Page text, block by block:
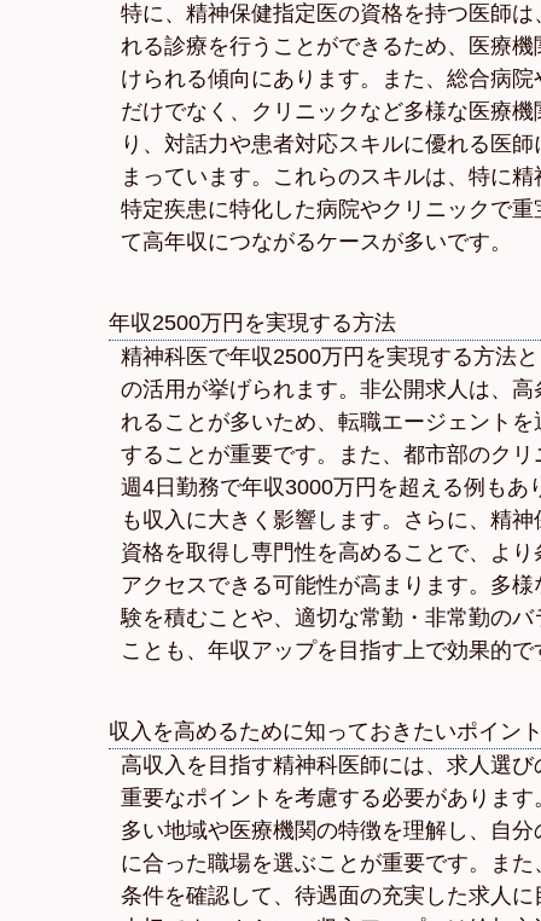
特に、精神保健指定医の資格を持つ医師
れる診療を行うことができるため、医療
けられる傾向にあります。また、総合病
だけでなく、クリニックなど多様な医療
り、対話力や患者対応スキルに優れる医
まっています。これらのスキルは、特に
特定疾患に特化した病院やクリニックで
て高年収につながるケースが多いです。
年収2500万円を実現する方法
精神科医で年収2500万円を実現する方法
の活用が挙げられます。非公開求人は、
れることが多いため、転職エージェント
することが重要です。また、都市部のク
週4日勤務で年収3000万円を超える例もあ
も収入に大きく影響します。さらに、精
資格を取得し専門性を高めることで、よ
アクセスできる可能性が高まります。多
験を積むことや、適切な常勤・非常勤の
ことも、年収アップを目指す上で効果的で
収入を高めるために知っておきたいポイン
高収入を目指す精神科医師には、求人選
重要なポイントを考慮する必要がありま
多い地域や医療機関の特徴を理解し、自
に合った職場を選ぶことが重要です。ま
条件を確認して、待遇面の充実した求人